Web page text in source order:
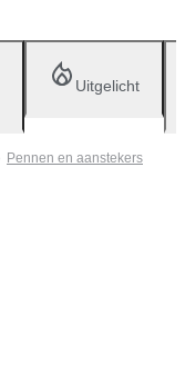
Uitgelicht
Pennen en aanstekers